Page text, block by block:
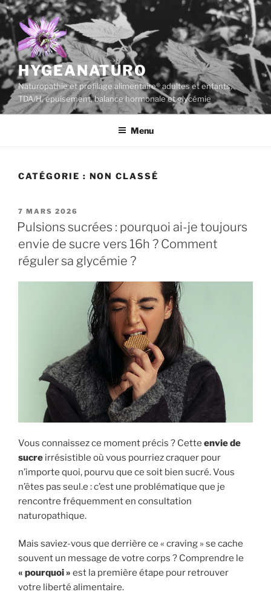
Aller
au
contenu
principal
HYGEANATURO
Naturopathie et profilage alimentaire® adultes et enfants,
TDA/H, épuisement, balance hormonale et glycémie
Menu
CATÉGORIE : NON CLASSÉ
PUBLIÉ
LE
7 MARS 2026
Pulsions sucrées : pourquoi ai-je toujours
envie de sucre vers 16h ? Comment
réguler sa glycémie ?
Vous connaissez ce moment précis ? Cette envie de
sucre irrésistible où vous pourriez craquer pour
n’importe quoi, pourvu que ce soit bien sucré. Vous
n’êtes pas seul.e : c’est une problématique que je
rencontre fréquemment en consultation
naturopathique.
Mais saviez-vous que derrière ce « craving » se cache
souvent un message de votre corps ? Comprendre le
« pourquoi » est la première étape pour retrouver
votre liberté alimentaire.